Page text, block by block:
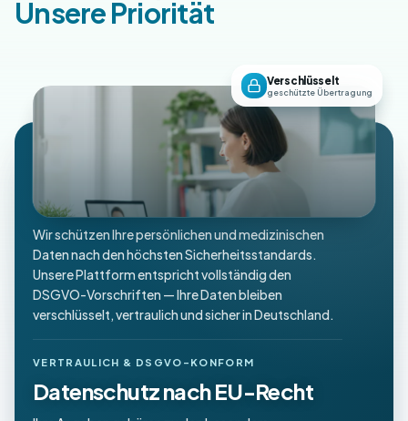
Unsere Priorität
Verschlüsselt
geschützte Übertragung
Wir schützen Ihre persönlichen und medizinischen
Daten nach den höchsten Sicherheitsstandards.
Unsere Plattform entspricht vollständig den
DSGVO-Vorschriften — Ihre Daten bleiben
verschlüsselt, vertraulich und sicher in Deutschland.
VERTRAULICH & DSGVO-KONFORM
Datenschutz nach EU-Recht